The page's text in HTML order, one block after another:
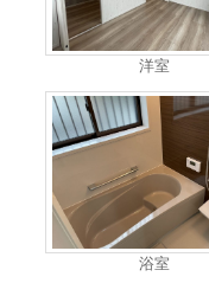
洋室
浴室